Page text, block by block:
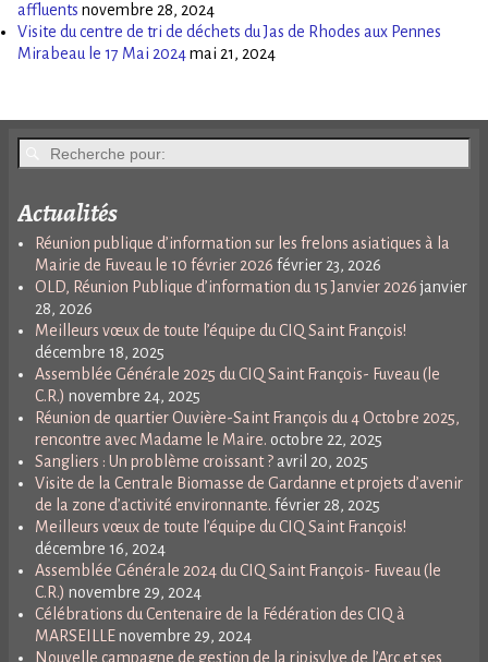
affluents novembre 28, 2024
Visite du centre de tri de déchets du Jas de Rhodes aux Pennes
Mirabeau le 17 Mai 2024mai 21, 2024
Actualités
Réunion publique d’information sur les frelons asiatiques à la
Mairie de Fuveau le 10 février 2026 février 23, 2026
OLD, Réunion Publique d’information du 15 Janvier 2026 janvier
28, 2026
Meilleurs vœux de toute l’équipe du CIQ Saint François!
décembre 18, 2025
Assemblée Générale 2025 du CIQ Saint François- Fuveau (le
C.R.) novembre 24, 2025
Réunion de quartier Ouvière-Saint François du 4 Octobre 2025,
rencontre avec Madame le Maire. octobre 22, 2025
Sangliers : Un problème croissant ? avril 20, 2025
Visite de la Centrale Biomasse de Gardanne et projets d’avenir
de la zone d’activité environnante. février 28, 2025
Meilleurs vœux de toute l’équipe du CIQ Saint François!
décembre 16, 2024
Assemblée Générale 2024 du CIQ Saint François- Fuveau (le
C.R.) novembre 29, 2024
Célébrations du Centenaire de la Fédération des CIQ à
MARSEILLEnovembre 29, 2024
Nouvelle campagne de gestion de la ripisylve de l’Arc et ses